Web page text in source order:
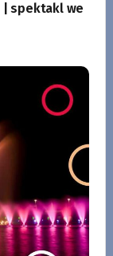
| spektakl we